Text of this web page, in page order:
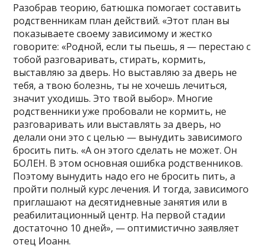
Разобрав теорию, батюшка помогает составить
родственникам план действий. «Этот план вы
показываете своему зависимому и жестко
говорите: «Родной, если ты пьешь, я — перестаю с
тобой разговаривать, стирать, кормить,
выставляю за дверь. Но выставляю за дверь не
тебя, а твою болезнь, ты не хочешь лечиться,
значит уходишь. Это твой выбор». Многие
родственники уже пробовали не кормить, не
разговаривать или выставлять за дверь, но
делали они это с целью — вынудить зависимого
бросить пить. «А он этого сделать не может. Он
БОЛЕН. В этом основная ошибка родственников.
Поэтому вынудить надо его не бросить пить, а
пройти полный курс лечения. И тогда, зависимого
приглашают на десятидневные занятия или в
реабилитационный центр. На первой стадии
достаточно 10 дней», — оптимистично заявляет
отец Иоанн.